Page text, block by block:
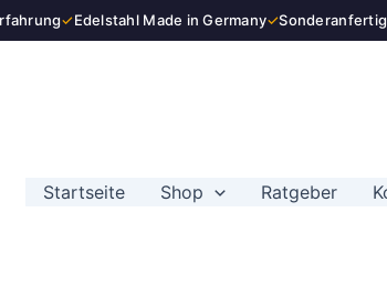
✓Edelstahl Made in Germany✓
Startseite Shop Ratgeber